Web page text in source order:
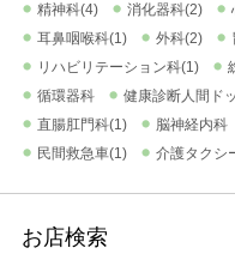
精神科(4)
消化器科(2)
耳鼻咽喉科(1)
外科(2)
リハビリテーション科(1)
循環器科
健康診断人間ド
直腸肛門科(1)
脳神経内科
民間救急車(1)
介護タクシ
お店検索